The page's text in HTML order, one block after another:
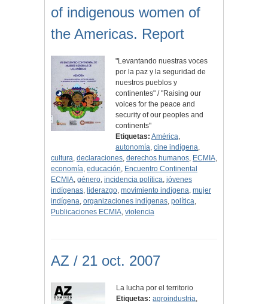
of indigenous women of
the Americas. Report
"Levantando nuestras voces
por la paz y la seguridad de
nuestros pueblos y
continentes" / "Raising our
voices for the peace and
security of our peoples and
continents"
Etiquetas: América,
autonomía,cine indígena,
cultura, declaraciones, derechos humanos, ECMIA,
economía, educación, Encuentro Continental
ECMIA, género, incidencia política, jóvenes
indígenas, liderazgo, movimiento indígena, mujer
indígena, organizaciones indígenas, política,
Publicaciones ECMIA, violencia
AZ / 21 oct. 2007
La lucha por el territorio
Etiquetas: agroindustria,